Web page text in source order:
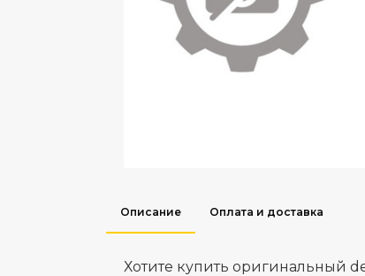
Описание Оплата и доставка
Хотите купить оригинальный